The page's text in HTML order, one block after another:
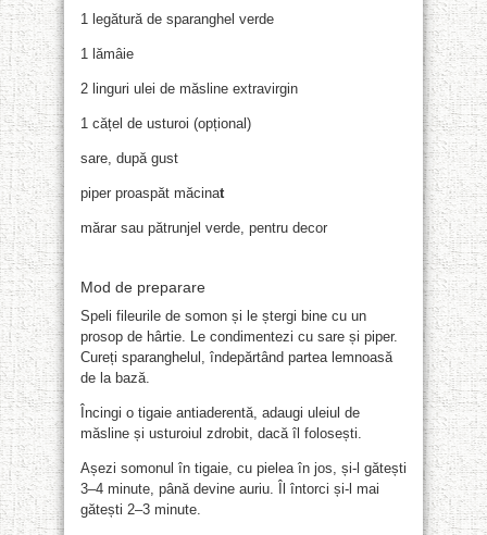
1 legătură de sparanghel verde
1 lămâie
2 linguri ulei de măsline extravirgin
1 cățel de usturoi (opțional)
sare, după gust
piper proaspăt măcinat
mărar sau pătrunjel verde, pentru decor
Mod de preparare
Speli fileurile de somon și le ștergi bine cu un
prosop de hârtie. Le condimentezi cu sare și piper.
Cureți sparanghelul, îndepărtând partea lemnoasă
de la bază.
Încingi o tigaie antiaderentă, adaugi uleiul de
măsline și usturoiul zdrobit, dacă îl folosești.
Așezi somonul în tigaie, cu pielea în jos, și-l gătești
3–4 minute, până devine auriu. Îl întorci și-l mai
gătești 2–3 minute.